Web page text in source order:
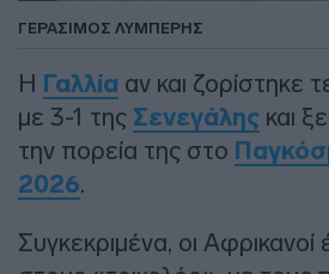
ΓΕΡΆΣΙΜΟΣ ΛΥΜΠΈΡΗΣ
Η Γαλλία αν και ζορίστηκε
με 3-1 της Σενεγάλης και
την πορεία της στο
2026.
Συγκεκριμένα, οι